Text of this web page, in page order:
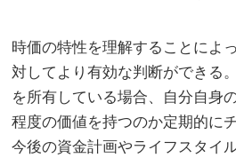
時価の特性を理解することによ
対してより有効な判断ができる
を所有している場合、自分自身
程度の価値を持つのか定期的に
今後の資金計画やライフスタイ